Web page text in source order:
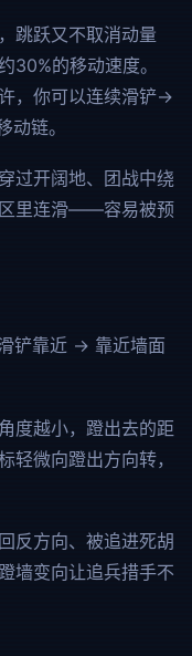
跳跃又不取消动量
的移动速度。
，你可以连续滑铲→
链。
过开阔地、团战中绕
区里连滑——容易被预
铲靠近 → 靠近墙面
度越小，蹬出去的距
轻微向蹬出方向转，
反方向、被追进死胡
墙变向让追兵措手不